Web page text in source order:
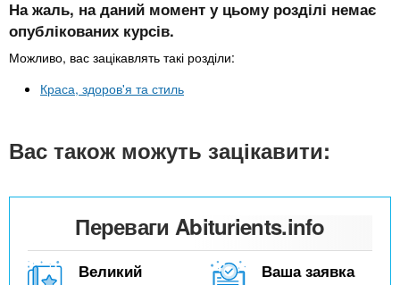
.
i
n
f
o
л
а
д
Онлайн курси
За кордоном
На жаль, на даний момент у цьому розділі немає
опублікованих курсів.
Можливо, вас зацікавлять такі розділи:
Краса, здоров'я та стиль
Вас також можуть зацікавити:
Переваги Abiturients.info
Великий
Ваша заявка